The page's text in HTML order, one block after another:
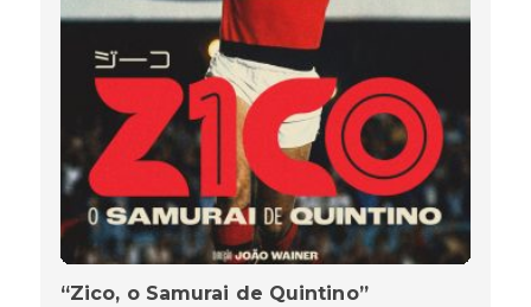
“Zico, o Samurai de Quintino”